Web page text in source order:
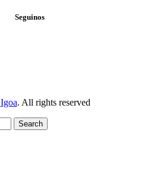
Seguinos
Igoa. All rights reserved
Search